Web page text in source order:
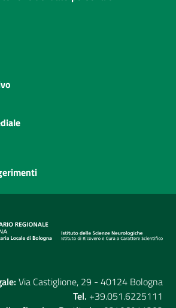
Via Castiglione, 29 - 40124 Bologna
Tel. +39.051.6225111